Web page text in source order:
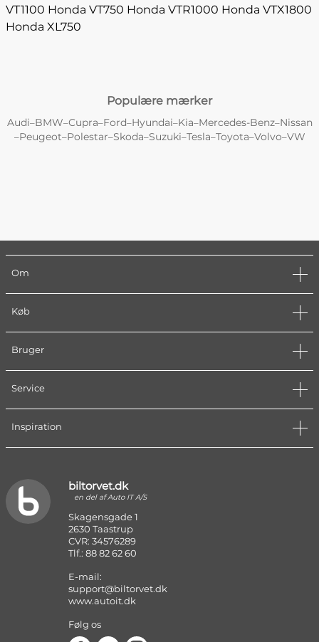
VT1100 Honda VT750 Honda VTR1000 Honda VTX1800
Honda XL750
Populære mærker
Audi–BMW–Cupra–Ford–Hyundai–Kia–Mercedes-Benz–Nissan
–Peugeot–Polestar–Skoda–Suzuki–Tesla–Toyota–Volvo–VW
Om
Køb
Bruger
Service
Inspiration
biltorvet.dk
en del af Auto IT A/S
Skagensgade 1
2630 Taastrup
CVR: 34576289
Tlf.: 88 82 62 60
E-mail:
support@biltorvet.dk
www.autoit.dk
Følg os